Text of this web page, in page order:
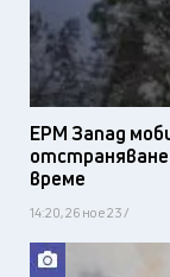
ЕРМ Запад
време
14:20, 26 ное 23 /